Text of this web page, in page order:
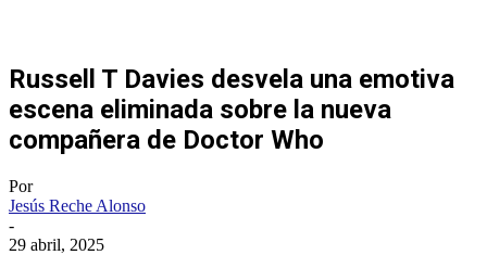
Russell T Davies desvela una emotiva
escena eliminada sobre la nueva
compañera de Doctor Who
Por
Jesús Reche Alonso
-
29 abril, 2025